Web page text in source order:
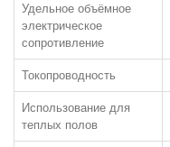
КОВРОЛИН
Удельное объёмное
электрическое
сопротивление
Токопроводность
Использование для
теплых полов